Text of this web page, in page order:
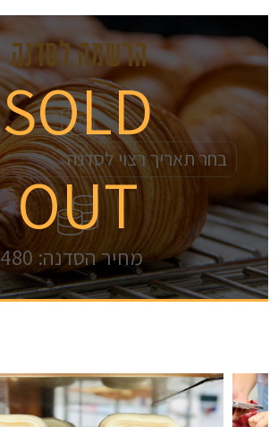
SOLD
OUT
הרשמה לסדנה
בחר תאריך רצוי לסדנה
מחיר הסדנה: 480